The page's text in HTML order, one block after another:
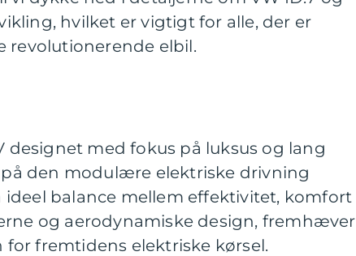
hvilket er vigtigt for alle, der er
revolutionerende elbil.
designet med fokus på luksus og lang
den modulære elektriske drivning
ideel balance mellem effektivitet, komfort
og aerodynamiske design, fremhæver
for fremtidens elektriske kørsel.